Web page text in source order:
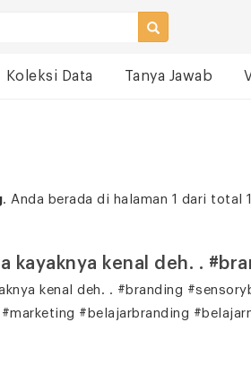
Koleksi Data Tanya Jawab
. Anda berada di halaman 1 dari total
kayaknya kenal deh. .
kenal deh. . #branding
#belajarbranding